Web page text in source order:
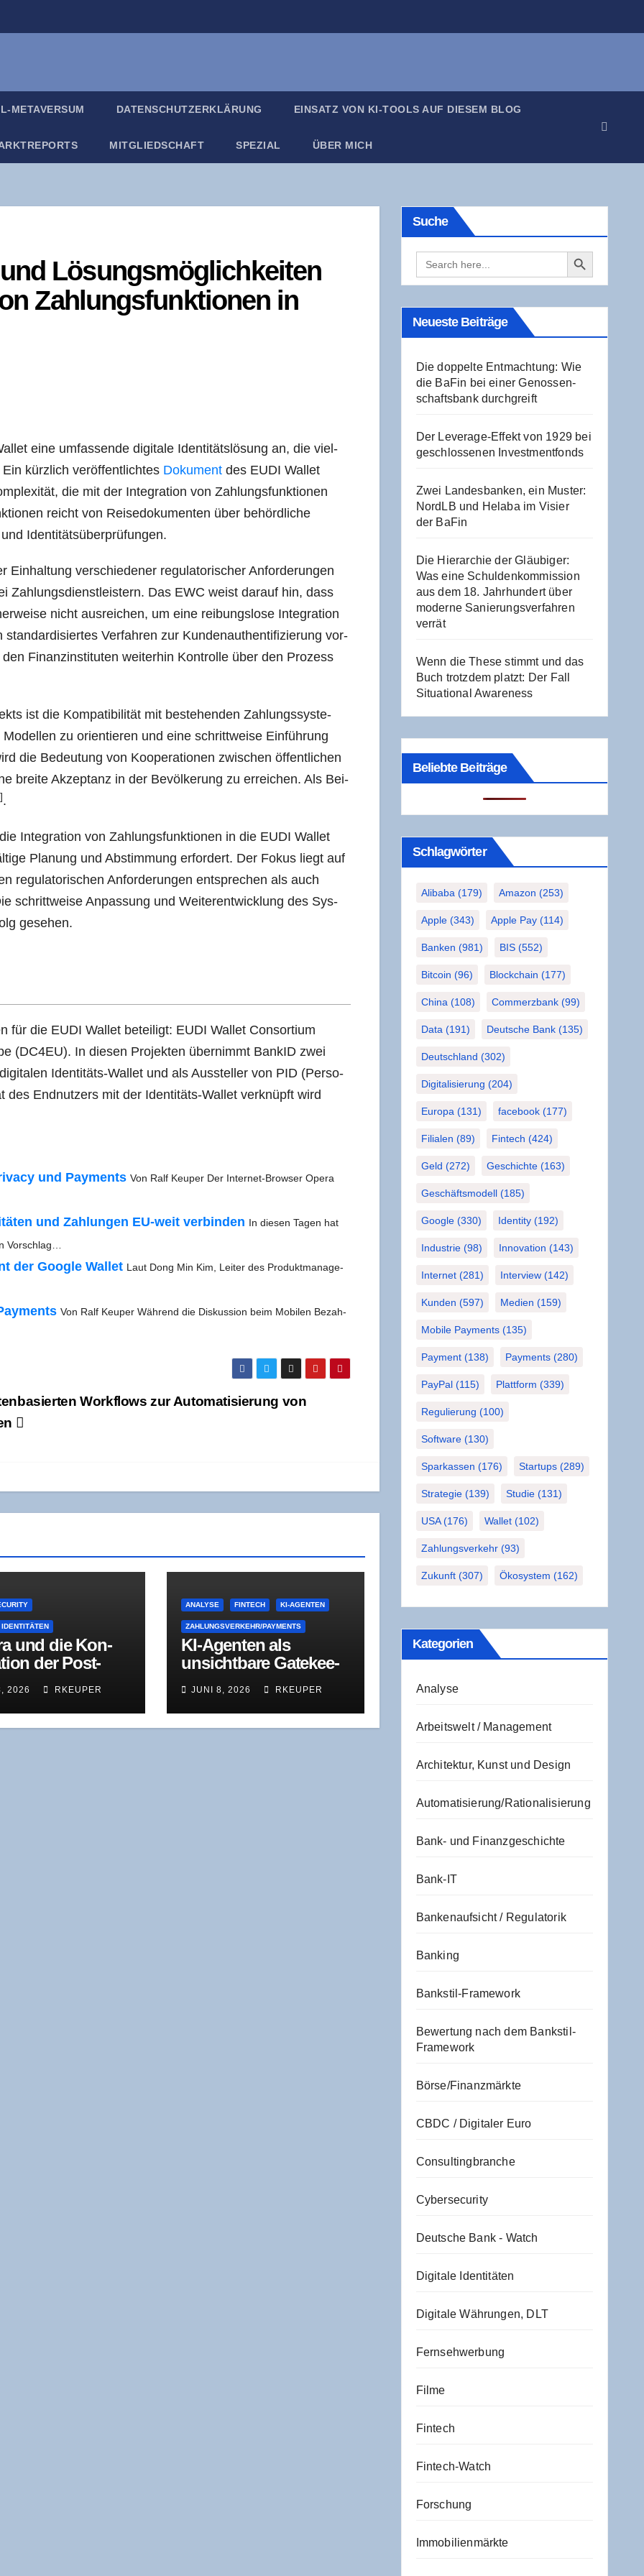
META­VER­SUM DATEN­SCHUTZ­ER­KLÄ­RUNG EIN­SATZ VON KI-TOOLS AUF DIE­SEM BLOG
MIT­GLIED­SCHAFT SPE­ZI­AL ÜBER MICH
Lösungs­mög­lich­kei­ten
Zah­lungs­funk­tio­nen in
eine umfas­sen­de digi­ta­le Iden­ti­täts­lö­sung an, die viel­
kürz­lich ver­öf­fent­lich­tes Doku­ment des EUDI Wal­let
die mit der Inte­gra­ti­on von Zah­lungs­funk­tio­nen
reicht von Rei­se­do­ku­men­ten über behörd­li­che
Identitätsüberprüfungen.
Ein­hal­tung ver­schie­de­ner regu­la­to­ri­scher Anfor­de­run­gen
Zah­lungs­dienst­leis­tern. Das EWC weist dar­auf hin, dass
nicht aus­rei­chen, um eine rei­bungs­lo­se Inte­gra­ti­on
Ver­fah­ren zur Kun­den­au­then­ti­fi­zie­rung vor­
Finanz­in­sti­tu­ten wei­ter­hin Kon­trol­le über den Pro­zess
ist die Kom­pa­ti­bi­li­tät mit bestehen­den Zah­lungs­sys­te­
zu ori­en­tie­ren und eine schritt­wei­se Ein­füh­rung
die Bedeu­tung von Koope­ra­tio­nen zwi­schen öffent­li­chen
brei­te Akzep­tanz in der Bevöl­ke­rung zu errei­chen. Als Bei­
.
Inte­gra­ti­on von Zah­lungs­funk­tio­nen in die EUDI Wal­let
Pla­nung und Abstim­mung erfor­dert. Der Fokus liegt auf
regu­la­to­ri­schen Anfor­de­run­gen ent­spre­chen als auch
schritt­wei­se Anpas­sung und Wei­ter­ent­wick­lung des Sys­
gesehen.
für die EUDI Wal­let betei­ligt: EUDI Wal­let Con­sor­ti­um
(DC4EU). In die­sen Pro­jek­ten über­nimmt BankID zwei
Iden­ti­täts-Wal­let und als Aus­stel­ler von PID (Per­so­
des End­nut­zers mit der Iden­ti­täts-Wal­let ver­knüpft wird
und Pay­ments Von Ralf Keu­per Der Inter­­net-Bro­w­­ser Ope­ra
und Zah­lun­gen EU-weit ver­bin­den In die­sen Tagen hat
Vorschlag…
der Goog­le Wal­let Laut Dong Min Kim, Lei­ter des Pro­dukt­ma­nage­
Von Ralf Keu­per Wäh­rend die Dis­kus­si­on beim Mobi­len Bezah­
Work­flows zur Auto­ma­ti­sie­rung von
und die Kon­
der Post-
2026 RKEUPER
ANALYSE FINTECH KI-AGENTEN
ZAHLUNGSVERKEHR/PAYMENTS
KI-Agen­ten als
unsicht­ba­re Gate­kee­
2040” rich­tig sieht und
was es verschweigt
JUNI 8, 2026 RKEUPER
Suche
Search
for:
Search Button
Neu­es­te Beiträge
Die dop­pel­te Ent­mach­tung: Wie
die BaFin bei einer Genos­sen­
schafts­bank durchgreift
Der Levera­ge-Effekt von 1929 bei
geschlos­se­nen Investmentfonds
Zwei Lan­des­ban­ken, ein Mus­ter:
NordLB und Hela­ba im Visier
der BaFin
Die Hier­ar­chie der Gläu­bi­ger:
Was eine Schul­den­kom­mis­si­on
aus dem 18. Jahr­hun­dert über
moder­ne Sanie­rungs­ver­fah­ren
verrät
Wenn die The­se stimmt und das
Buch trotz­dem platzt: Der Fall
Situa­tio­nal Awareness
Beliebte Beiträge
Schlag­wör­ter
Alibaba (179) Amazon (253)
Apple(343) Apple Pay(114)
Banken (981) BIS(552)
Bitcoin (96) Blockchain (177)
China (108) Commerzbank(99)
Data (191) Deutsche Bank(135)
Deutschland (302)
Digitalisierung (204)
Europa (131) facebook(177)
Filialen (89) Fintech (424)
Geld (272) Geschichte(163)
Geschäftsmodell(185)
Google(330) Identity(192)
Industrie(98) Innovation (143)
Internet(281) Interview(142)
Kunden (597) Medien (159)
Mobile Payments(135)
Payment(138) Payments(280)
PayPal(115) Plattform (339)
Regulierung (100)
Software(130)
Sparkassen (176) Startups(289)
Strategie(139) Studie(131)
USA(176) Wallet(102)
Zahlungsverkehr(93)
Zukunft(307) Ökosystem (162)
Kate­go­rien
Analyse
Arbeitswelt / Management
Architektur, Kunst und Design
Automatisierung/Rationalisierung
Bank- und Finanzgeschichte
Bank-IT
Bankenaufsicht / Regulatorik
Banking
Bankstil-Framework
Bewertung nach dem Bankstil-
Framework
Börse/Finanzmärkte
CBDC / Digitaler Euro
Consultingbranche
Cybersecurity
Deutsche Bank - Watch
Digitale Identitäten
Digitale Währungen, DLT
Fernsehwerbung
Filme
Fintech
Fintech-Watch
Forschung
Immobilienmärkte